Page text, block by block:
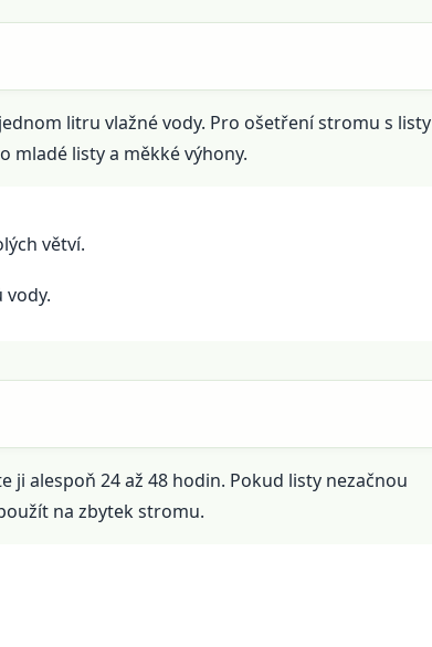
litru vlažné vody. Pro ošetření stromu s listy
mladé listy a měkké výhony.
větví.
alespoň 24 až 48 hodin. Pokud listy nezačnou
na zbytek stromu.